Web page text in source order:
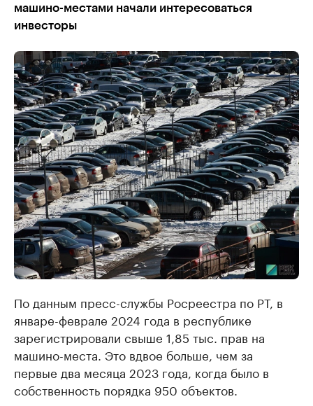
машино-местами начали интересоваться
инвесторы
По данным пресс-службы Росреестра по РТ, в
январе-феврале 2024 года в республике
зарегистрировали свыше 1,85 тыс. прав на
машино-места. Это вдвое больше, чем за
первые два месяца 2023 года, когда было в
собственность порядка 950 объектов.